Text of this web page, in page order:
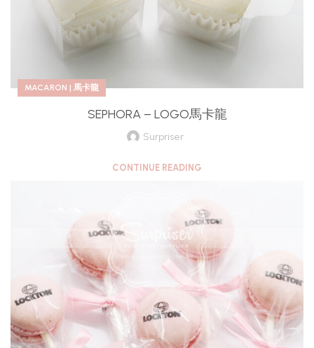
MACARON | 馬卡龍
SEPHORA – LOGO馬卡龍
Surpriser
CONTINUE READING